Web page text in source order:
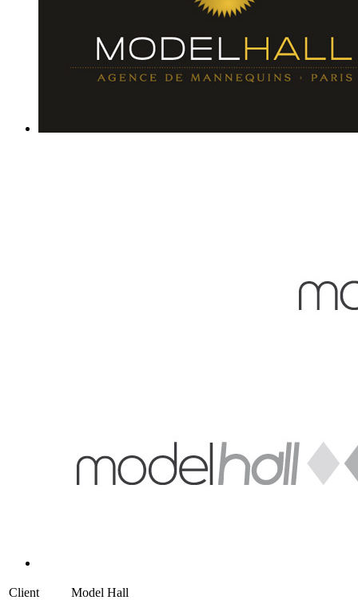
Client
Model Hall